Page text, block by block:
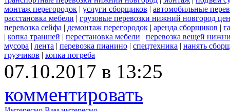
монтаж перегородок | услуги сборщиков | автомобильные
расстановка мебели | грузовые перевозки нижний новгород
перевозка сейфа | демонтаж перегородок | аренда сборщиков |
| копка траншей | перестановка мебели | перевозка вещей
мусора | лента | перевозка пианино | спецтехника | нанять
грузчиков | копка погреба
07.10.2017 в 13:25
комментировать